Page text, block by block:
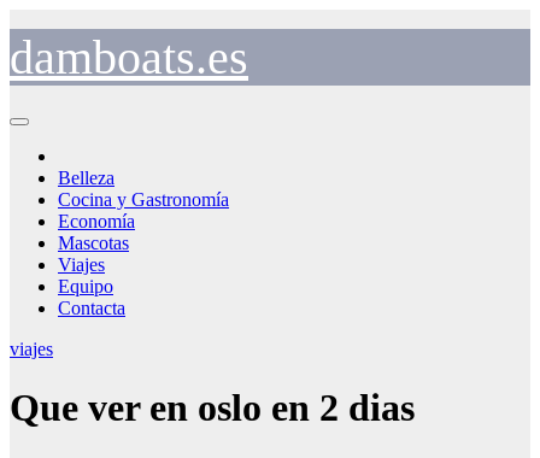
contenido
damboats.es
Belleza
Cocina y Gastronomía
Economía
Mascotas
Viajes
Equipo
Contacta
viajes
Que ver en oslo en 2 dias